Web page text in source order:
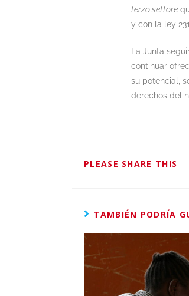
terzo settore
y con la ley
La Junta
continuar
su potencial,
derechos del
PLEASE SHARE THIS
TAMBIÉN PODRÍA